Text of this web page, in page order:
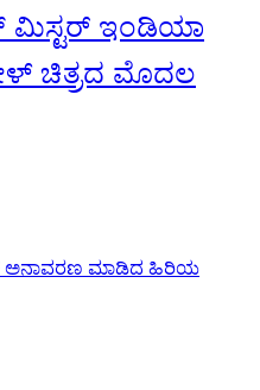
ಮಿಸ್ಟರ್ ಇಂಡಿಯಾ
ಚಿತ್ರದ ಮೊದಲ